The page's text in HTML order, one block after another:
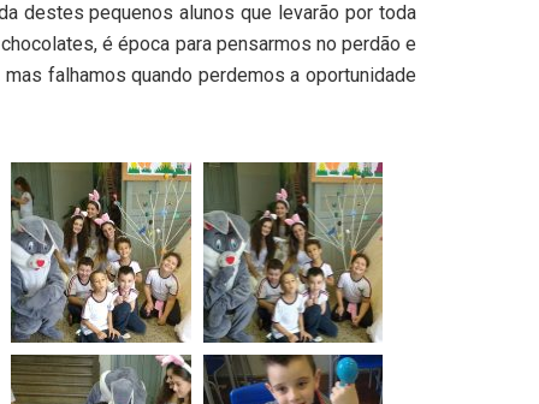
destes pequenos alunos que levarão por toda
é época para pensarmos no perdão e
falhamos quando perdemos a oportunidade